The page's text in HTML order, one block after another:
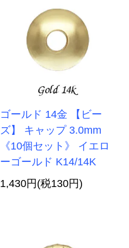
ゴールド 14金 【ビー
ズ】 キャップ 3.0mm
《10個セット》 イエロ
ーゴールド K14/14K
1,430円(税130円)